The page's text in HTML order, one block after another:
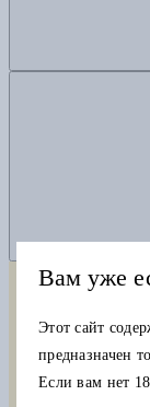
Вам уже
Этот сайт
предназначен
Если вам нет